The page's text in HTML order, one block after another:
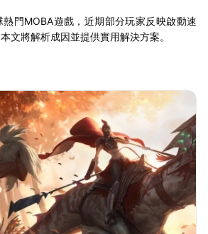
熱門MOBA遊戲，近期部分玩家反映啟動速
文將解析成因並提供實用解決方案。